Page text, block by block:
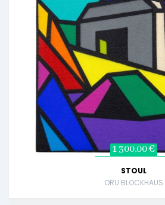
1 300,00 €
STOUL
ORU BLOCKHAUS